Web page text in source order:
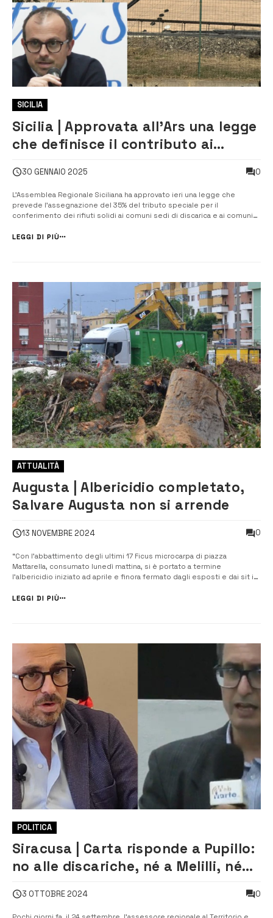
SICILIA
Sicilia | Approvata all’Ars una legge
che definisce il contributo ai
30 GENNAIO 2025 0
L’Assemblea Regionale Siciliana ha approvato ieri una legge che
prevede l’assegnazione del 35% del tributo speciale per il
conferimento dei rifiuti solidi ai comuni sedi di discarica e ai comuni
distribuzione del tributo speciale istituito con la legge 549 del 199...
LEGGI DI PIÙ
ATTUALITÀ
Augusta | Albericidio completato,
Salvare Augusta non si arrende
13 NOVEMBRE 2024 0
“Con l’abbattimento degli ultimi 17 Ficus microcarpa di piazza
Mattarella, consumato lunedì mattina, si è portato a termine
l’albericidio iniziato ad aprile e finora fermato dagli esposti e dai sit in
agli alberi tagliati l’altro ieri con l’intenzione di ricorrere a...
LEGGI DI PIÙ
POLITICA
Siracusa | Carta risponde a Pupillo:
no alle discariche, né a Melilli, né
3 OTTOBRE 2024 0